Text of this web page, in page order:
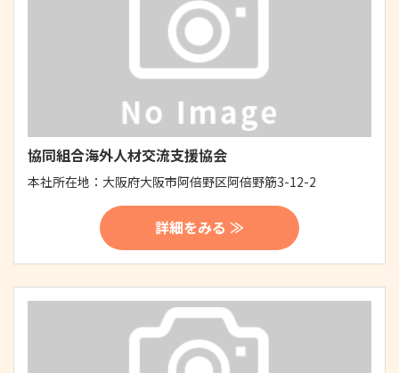
協同組合海外人材交流支援協会
本社所在地： 大阪府大阪市阿倍野区阿倍野筋3-12-2
詳細をみる ≫